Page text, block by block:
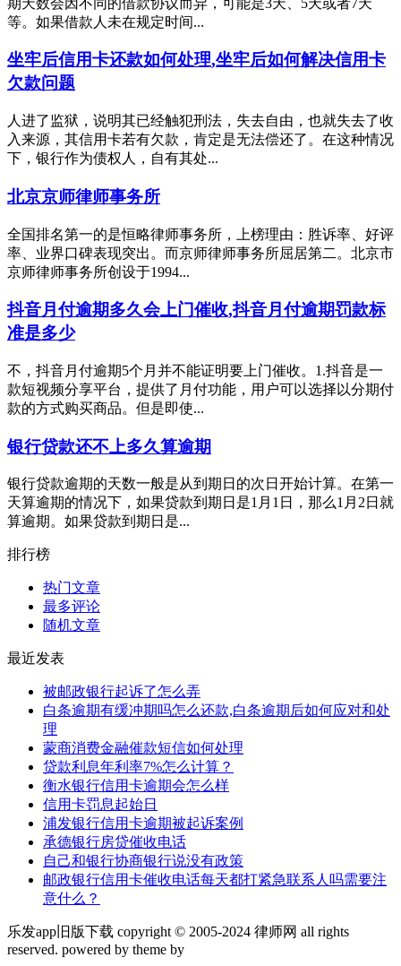
等。如果借款人未在规定时间...
坐牢后信用卡还款如何处理,坐牢后如何解决信用卡
欠款问题
人进了监狱，说明其已经触犯刑法，失去自由，也就失去了收
入来源，其信用卡若有欠款，肯定是无法偿还了。在这种情况
下，银行作为债权人，自有其处...
北京京师律师事务所
全国排名第一的是恒略律师事务所，上榜理由：胜诉率、好评
率、业界口碑表现突出。而京师律师事务所屈居第二。北京市
京师律师事务所创设于1994...
抖音月付逾期多久会上门催收,抖音月付逾期罚款标
准是多少
不，抖音月付逾期5个月并不能证明要上门催收。1.抖音是一
款短视频分享平台，提供了月付功能，用户可以选择以分期付
款的方式购买商品。但是即使...
银行贷款还不上多久算逾期
银行贷款逾期的天数一般是从到期日的次日开始计算。在第一
天算逾期的情况下，如果贷款到期日是1月1日，那么1月2日就
算逾期。如果贷款到期日是...
排行榜
热门文章
最多评论
随机文章
最近发表
被邮政银行起诉了怎么弄
白条逾期有缓冲期吗怎么还款,白条逾期后如何应对和处
理
蒙商消费金融催款短信如何处理
贷款利息年利率7%怎么计算？
衡水银行信用卡逾期会怎么样
信用卡罚息起始日
浦发银行信用卡逾期被起诉案例
承德银行房贷催收电话
自己和银行协商银行说没有政策
邮政银行信用卡催收电话每天都打紧急联系人吗需要注
意什么？
乐发app旧版下载 copyright © 2005-2024 律师网 all rights
reserved. powered by theme by